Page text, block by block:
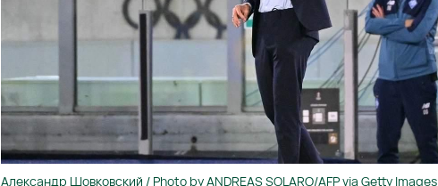
Александр Шовковский / Photo by ANDREAS SOLARO/AFP via Getty Images